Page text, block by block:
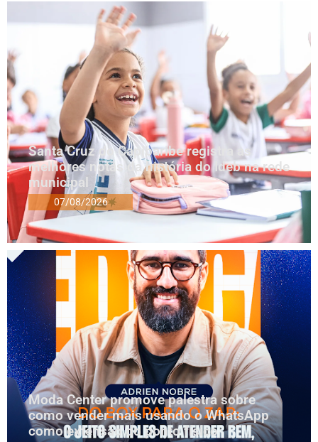
Santa Cruz do Capibaribe registra as
melhores notas da história do Ideb na rede
municipal
07/08/2026
Moda Center promove palestra sobre
como vender mais usando o WhatsApp
como extensão do ponto físico